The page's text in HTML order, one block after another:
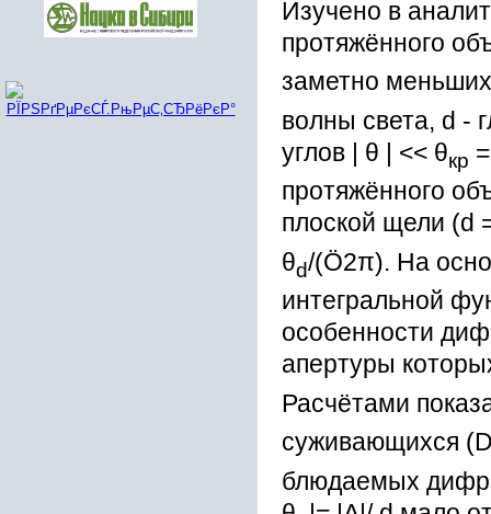
Изучено в
протяжённого
заметно
волны света, d -
углов | θ | << θкр
протяжённого
плоской щели (d
θd/(Ö2π). На
интегральной
особенности
апертуры
Расчётами
суживающихся
блюдаемых